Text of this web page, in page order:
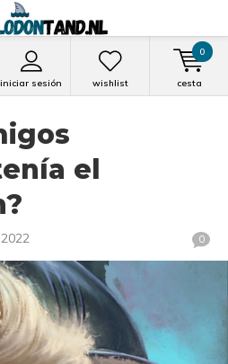
iniciar sesión wishlist cesta
0
el
0